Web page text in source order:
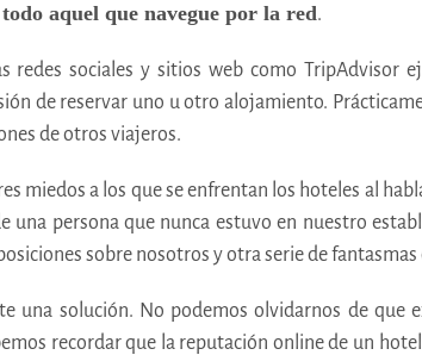
aquel que navegue por la red.
redes sociales y sitios web como TripAdvisor
de reservar uno u otro alojamiento.
de otros viajeros.
miedos a los que se enfrentan los hoteles al
una persona que nunca estuvo en nuestro
sobre nosotros y otra serie de
una solución. No podemos olvidarnos de
recordar que la reputación online de un